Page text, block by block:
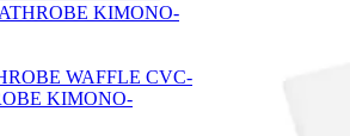
WAFFLE CVC-
KIMONO-